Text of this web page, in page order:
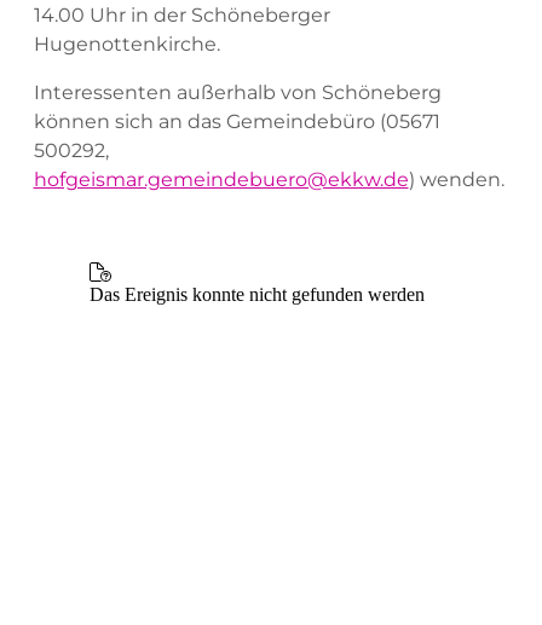
14.00 Uhr in der Schöneberger
Hugenottenkirche.
Interessenten außerhalb von Schöneberg
können sich an das Gemeindebüro (05671
500292,
hofgeismar.gemeindebuero@ekkw.de) wenden.